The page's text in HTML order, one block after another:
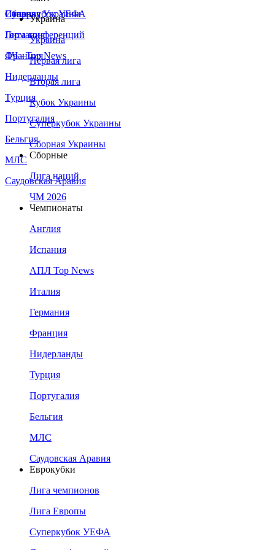
Сборная Украины
Италия
Германия
Франция
Нидерланды
Турция
Португалия
Бельгия
МЛС
Саудовская Аравия
Суперкубок УЕФА
Лига конференций
ЛЧ - Top News
Украина
Украина
Первая лига
Вторая лига
Кубок Украины
Суперкубок Украины
Сборная Украины
Сборные
Лига наций
ЧМ 2026
Чемпионаты
Англия
Испания
АПЛ Top News
Италия
Германия
Франция
Нидерланды
Турция
Португалия
Бельгия
МЛС
Саудовская Аравия
Еврокубки
Лига чемпионов
Лига Европы
Суперкубок УЕФА